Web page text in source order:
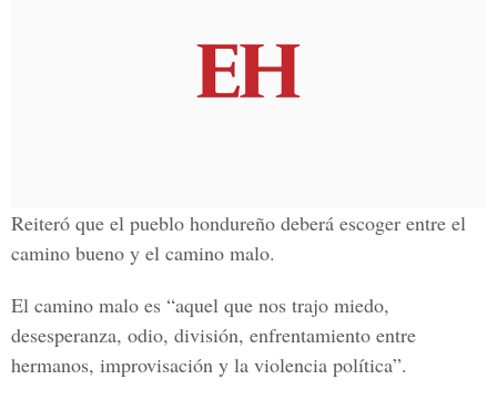
Reiteró que el pueblo hondureño deberá escoger entre el
camino bueno y el camino malo.
El camino malo es “aquel que nos trajo miedo,
desesperanza, odio, división, enfrentamiento entre
hermanos, improvisación y la violencia política”.